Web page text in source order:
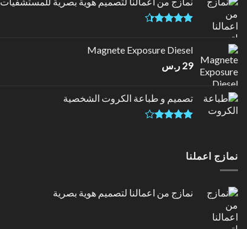
5
Magnete Exposure Diesel
29 ر.س
تصميم و طباعة الكروت الشخصية
5
نمازج اعملنا
نمازج من اعمالنا لتصميم هوية بصرية